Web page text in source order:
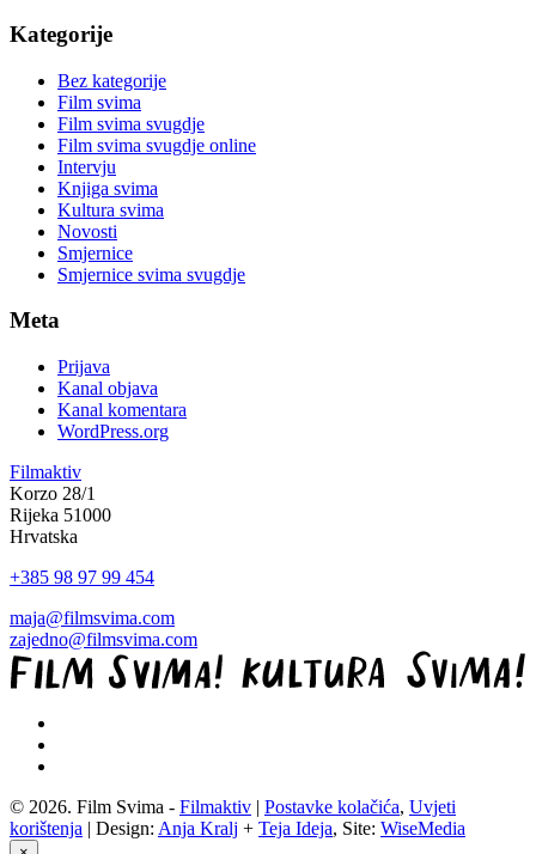
Kategorije
Bez kategorije
Film svima
Film svima svugdje
Film svima svugdje online
Intervju
Knjiga svima
Kultura svima
Novosti
Smjernice
Smjernice svima svugdje
Meta
Prijava
Kanal objava
Kanal komentara
WordPress.org
Filmaktiv
Korzo 28/1
Rijeka 51000
Hrvatska
+385 98 97 99 454
maja@filmsvima.com
zajedno@filmsvima.com
© 2026. Film Svima - Filmaktiv | Postavke kolačića, Uvjeti
korištenja | Design: Anja Kralj + Teja Ideja, Site: WiseMedia